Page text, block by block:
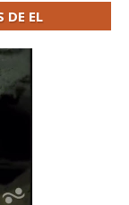
DE EL